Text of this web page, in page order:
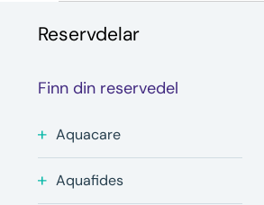
Finn din reservedel
Aquacare
Aquafides
Reservdelar